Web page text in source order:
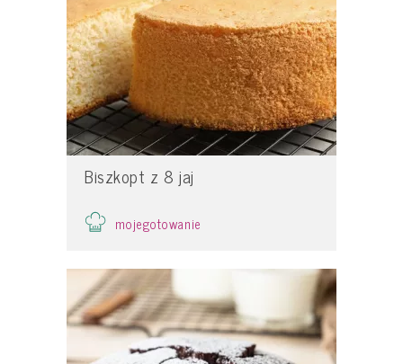
Biszkopt z 8 jaj
mojegotowanie